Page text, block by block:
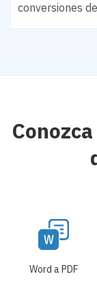
conversiones
Word a PDF